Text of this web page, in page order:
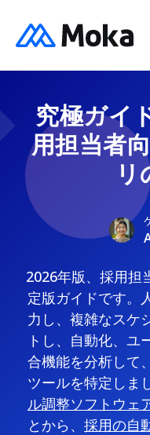
究極ガイ
用担当者
2026年版、採用担
定版ガイドです。
力し、複雑なスケ
トし、自動化、ユ
合機能を分析して
ツールを特定しま
ル調整ソフトウェ
とから、 採用の自